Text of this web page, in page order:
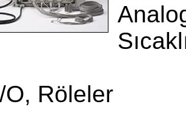
O, Röleler